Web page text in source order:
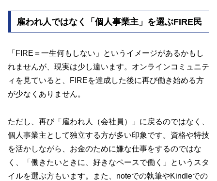
雇われ人ではなく「個人事業主」を選ぶFIRE民
「FIRE＝一生何もしない」というイメージがあるかもし
れませんが、現実は少し違います。オンラインコミュニテ
ィを見ていると、FIREを達成した後に再び働き始める方
が少なくありません。
ただし、再び「雇われ人（会社員）」に戻るのではなく、
個人事業主として独立する方が多い印象です。資格や特技
を活かしながら、お金のために嫌な仕事をするのではな
く、「働きたいときに、好きなペースで働く」というスタ
イルを選ぶ方もいます。また、noteでの執筆やKindleでの